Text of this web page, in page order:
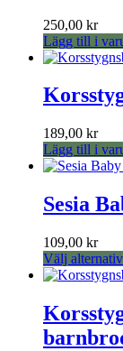
250,00 kr
Lägg till i
189,00 kr
Lägg till i
Sesia
109,00 kr
Välj alternativ